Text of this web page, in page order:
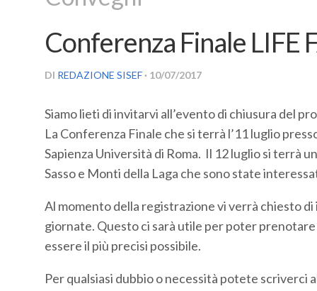
Conferenza Finale LIFE
DI REDAZIONE SISEF· 10/07/2017
Siamo lieti di invitarvi all’evento di chiusura del
La Conferenza Finale che si terrà l’11 luglio
Sapienza Università di Roma. Il 12 luglio si terrà
Sasso e Monti della Laga che sono state
Al momento della registrazione vi verrà chiesto
giornate. Questo ci sarà utile per poter
essere il più precisi possibile.
Per qualsiasi dubbio o necessità potete scriverci